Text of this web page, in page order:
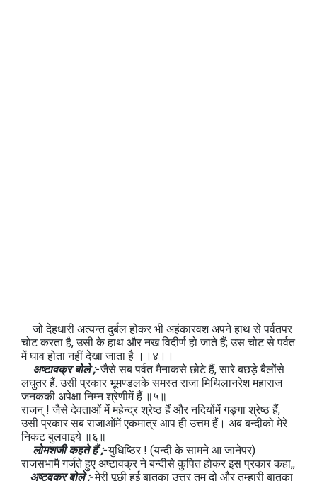
जो देहधारी अत्यन्त दुर्बल होकर भी अहंकारवश अपने हाथ से पर्वतपर
चोट करता है, उसी के हाथ और नख विदीर्ण हो जाते हैं; उस चोट से पर्वत
में घाव होता नहीं देखा जाता है ।।४।।
अष्टावक्र बोले ;-जैसे सब पर्वत मैनाकसे छोटे हैं, सारे बछड़े बैलोंसे
लघुतर हैं. उसी प्रकार भूमण्डलके समस्त राजा मिथिलानरेश महाराज
जनककी अपेक्षा निम्न श्रेणीमें हैं ॥५॥
राजन् ! जैसे देवताओं में महेन्द्र श्रेष्ठ हैं और नदियोंमें गङ्गा श्रेष्ठ हैं,
उसी प्रकार सब राजाओंमें एकमात्र आप ही उत्तम हैं। अब बन्दीको मेरे
निकट बुलवाइये ॥६॥
लोमशजी कहते हैं ;-युधिष्ठिर ! (यन्दी के सामने आ जानेपर)
राजसभामै गर्जते हुए अष्टावक्र ने बन्दीसे कुपित होकर इस प्रकार कहा,,
अष्टवक्र बोले ;-मेरी पूछी हुई बातका उत्तर तुम दो और तुम्हारी बातका